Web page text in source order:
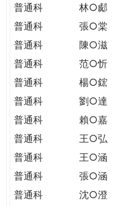
普通科
林○郕
普通科
張○棠
普通科
陳○滋
普通科
范○忻
普通科
楊○鋐
普通科
劉○達
普通科
賴○嘉
普通科
王○弘
普通科
王○涵
普通科
張○涵
普通科
沈○澄